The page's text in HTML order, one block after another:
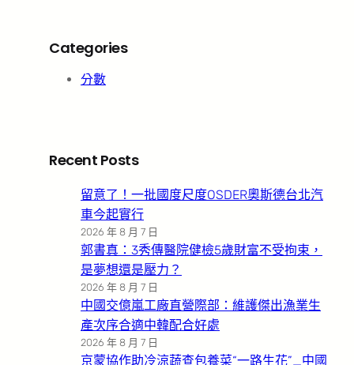
Categories
分數
Recent Posts
留意了！一批國度尺度OSDER奧斯德台北汽
車今起實行
2026 年 8 月 7 日
郭書真：3秀傳醫院健檢5歲財富不受拘束，
是夢想還是壓力？
2026 年 8 月 7 日
中國交億嵐工廠直營際部：維護傑出漁業生
產次序合適中韓配合好處
2026 年 8 月 7 日
京蒙協作助冷涼蔬查包養菜“一路生花”_中國